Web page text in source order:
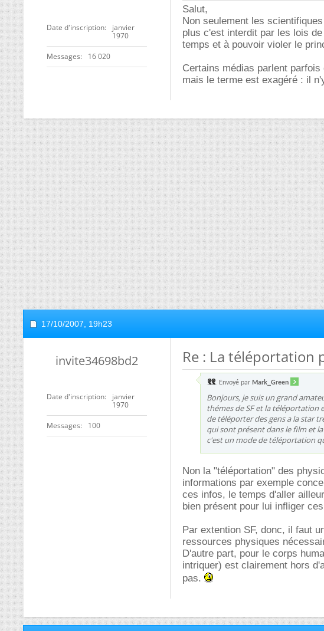
Date d'inscription
janvier
1970
Messages 16 020
Salut,
Non seulement les
plus c'est interdit par les lois
temps et à pouvoir violer le
Certains médias parlent
mais le terme est exagéré : il
17/10/2007, 19h23
invite34698bd2
Date d'inscription
janvier
1970
Messages 100
Re : La téléportation
Envoyé par Mark_Green
Bonjours, je suis un grand
thémes de SF et la téléportation
de téléporter des gens a la star
qui sont présent dans le film et
c'est un mode de téléportation
Non la "téléportation" des
informations par exemple
ces infos, le temps d'aller
bien présent pour lui infliger
Par extention SF, donc, il faut
ressources physiques
D'autre part, pour le corps
intriquer) est clairement hors
pas.